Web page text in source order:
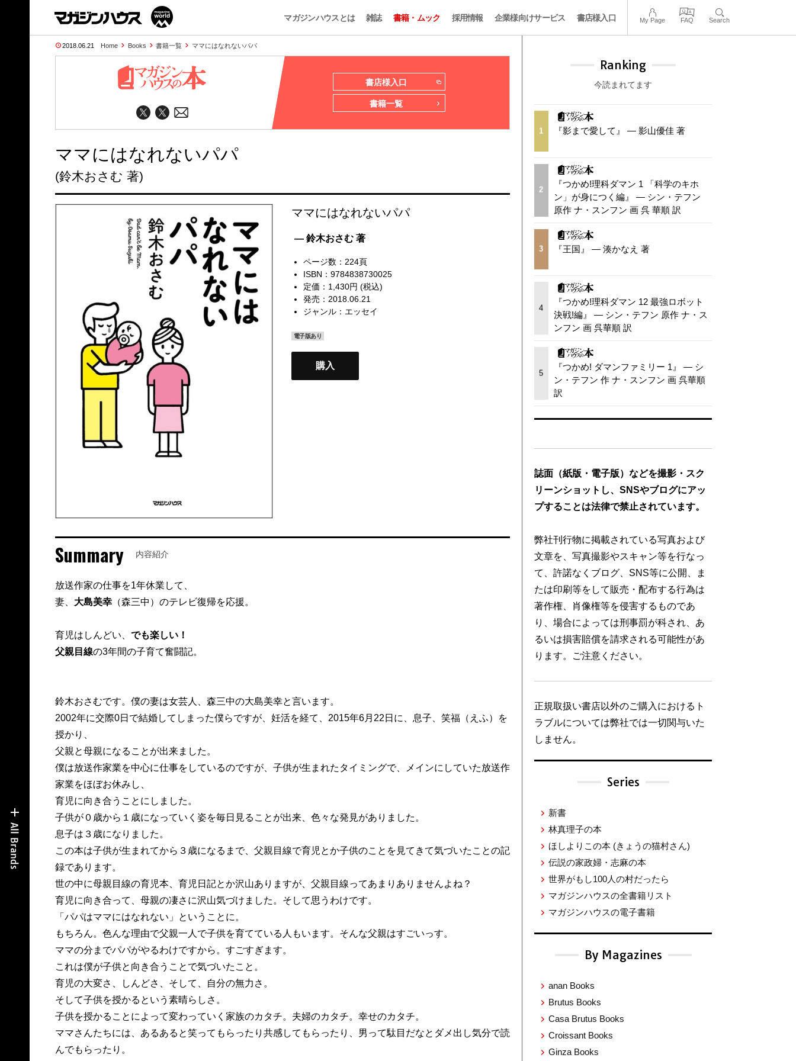
マガジンハウスとは 雑誌 書籍・ムック 採用情報 企業様向けサービス 書店様入口 My Page FAQ Search
2018.06.21 Home Books 書籍一覧 ママにはなれないパパ
書店様入口
書籍一覧
ママにはなれないパパ
(鈴木おさむ 著)
ママにはなれないパパ
— 鈴木おさむ 著
ページ数：224頁
ISBN：9784838730025
定価：1,430円 (税込)
発売：2018.06.21
ジャンル： エッセイ
電子版あり
購入
Summary 内容紹介
放送作家の仕事を1年休業して、
妻、 大島美幸（森三中）のテレビ復帰を応援。
育児はしんどい、 でも楽しい！
父親目線の3年間の子育て奮闘記。
鈴木おさむです。僕の妻は女芸人、森三中の大島美幸と言います。
2002年に交際0日で結婚してしまった僕らですが、妊活を経て、2015年6月22日に、息子、笑福（えふ）を
授かり、
父親と母親になることが出来ました。
僕は放送作家業を中心に仕事をしているのですが、子供が生まれたタイミングで、メインにしていた放送作
家業をほぼお休みし、
育児に向き合うことにしました。
子供が０歳から１歳になっていく姿を毎日見ることが出来、色々な発見がありました。
息子は３歳になりました。
この本は子供が生まれてから３歳になるまで、父親目線で育児とか子供のことを見てきて気づいたことの記
録であります。
世の中に母親目線の育児本、育児日記とか沢山ありますが、父親目線ってあまりありませんよね？
育児に向き合って、母親の凄さに沢山気づけました。そして思うわけです。
「パパはママにはなれない」ということに。
もちろん。色んな理由で父親一人で子供を育てている人もいます。そんな父親はすごいっす。
ママの分までパパがやるわけですから。すごすぎます。
これは僕が子供と向き合うことで気づいたこと。
育児の大変さ、しんどさ、そして、自分の無力さ。
そして子供を授かるという素晴らしさ。
子供を授かることによって変わっていく家族のカタチ。夫婦のカタチ。幸せのカタチ。
ママさんたちには、あるあると笑ってもらったり共感してもらったり、男って駄目だなとダメ出し気分で読
んでもらったり。
Ranking
今読まれてます
1 『影まで愛して』 — 影山優佳 著
2
『つかめ!理科ダマン 1 「科学のキホ
ン」が身につく編』 — シン・テフン
原作 ナ・スンフン 画 呉 華順 訳
3 『王国』 — 湊かなえ 著
4
『つかめ!理科ダマン 12 最強ロボット
決戦!編』 — シン・テフン 原作 ナ・ス
ンフン 画 呉華順 訳
5
『つかめ! ダマンファミリー 1』 — シ
ン・テフン 作 ナ・スンフン 画 呉華順
訳
誌面（紙版・電子版）などを撮影・スク
リーンショットし、SNSやブログにアッ
プすることは法律で禁止されています。
弊社刊行物に掲載されている写真および
文章を、写真撮影やスキャン等を行なっ
て、許諾なくブログ、SNS等に公開、ま
たは印刷等をして販売・配布する行為は
著作権、肖像権等を侵害するものであ
り、場合によっては刑事罰が科され、あ
るいは損害賠償を請求される可能性があ
ります。ご注意ください。
正規取扱い書店以外のご購入におけるト
ラブルについては弊社では一切関与いた
しません。
Series
新書
林真理子の本
ほしよりこの本 (きょうの猫村さん)
伝説の家政婦・志麻の本
世界がもし100人の村だったら
マガジンハウスの全書籍リスト
マガジンハウスの電子書籍
By Magazines
anan Books
Brutus Books
Casa Brutus Books
Croissant Books
Ginza Books